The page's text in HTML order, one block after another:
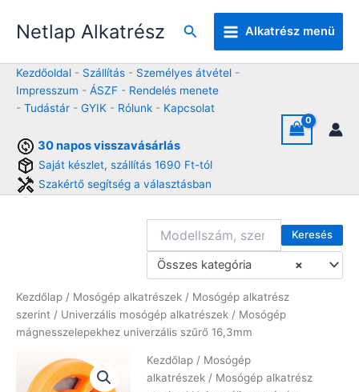
Netlap Alkatrész Keresés Alkatrész menü
Kezdőoldal - Szállítás - Személyes átvétel -
Impresszum - ÁSZF - Rendelés menete
- Tudástár - GYIK - Rólunk - Kapcsolat
30 napos visszavásárlás
Saját készlet, szállítás 1690 Ft-tól
Szakértő segítség a választásban
Keresés
×
Összes kategória
Kezdőlap / Mosógép alkatrészek / Mosógép alkatrész
szerint / Univerzális mosógép alkatrészek / Mosógép
mágnesszelepekhez univerzális szűrő 16,3mm
Kezdőlap / Mosógép
alkatrészek / Mosógép alkatrész